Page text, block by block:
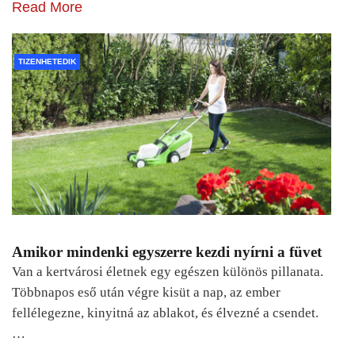
Read More
TIZENHETEDIK
Amikor mindenki egyszerre kezdi nyírni a füvet
Van a kertvárosi életnek egy egészen különös pillanata.
Többnapos eső után végre kisüt a nap, az ember
fellélegezne, kinyitná az ablakot, és élvezné a csendet.
…